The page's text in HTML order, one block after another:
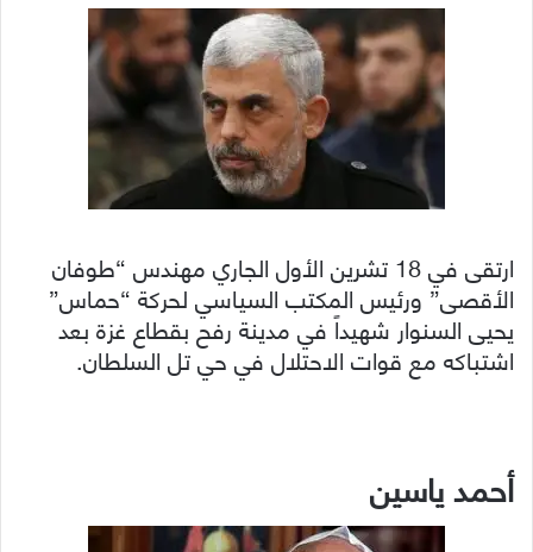
ارتقى في 18 تشرين الأول الجاري مهندس “طوفان
الأقصى” ورئيس المكتب السياسي لحركة “حماس”
يحيى السنوار شهيداً في مدينة رفح بقطاع غزة بعد
اشتباكه مع قوات الاحتلال في حي تل السلطان.
أحمد ياسين